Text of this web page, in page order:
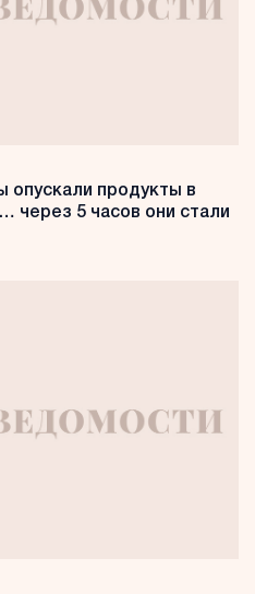
продукты в
через 5 часов они стали